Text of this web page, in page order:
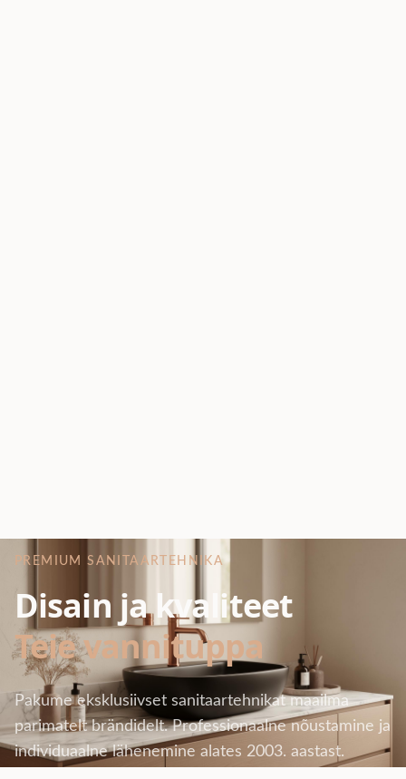
PREMIUM SANITAARTEHNIKA
Disain ja kvaliteet
Teie vannituppa
Pakume eksklusiivset sanitaartehnikat maailma
parimatelt brändidelt. Professionaalne nõustamine ja
individuaalne lähenemine alates 2003. aastast.